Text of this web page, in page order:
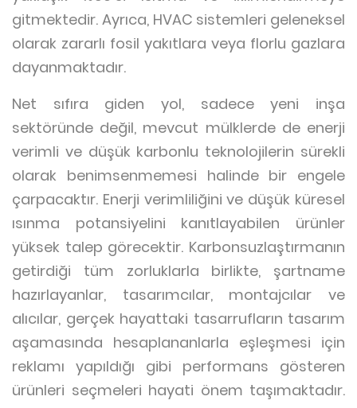
gitmektedir. Ayrıca, HVAC sistemleri geleneksel
olarak zararlı fosil yakıtlara veya florlu gazlara
dayanmaktadır.
Net sıfıra giden yol, sadece yeni inşa
sektöründe değil, mevcut mülklerde de enerji
verimli ve düşük karbonlu teknolojilerin sürekli
olarak benimsenmemesi halinde bir engele
çarpacaktır. Enerji verimliliğini ve düşük küresel
ısınma potansiyelini kanıtlayabilen ürünler
yüksek talep görecektir. Karbonsuzlaştırmanın
getirdiği tüm zorluklarla birlikte, şartname
hazırlayanlar, tasarımcılar, montajcılar ve
alıcılar, gerçek hayattaki tasarrufların tasarım
aşamasında hesaplananlarla eşleşmesi için
reklamı yapıldığı gibi performans gösteren
ürünleri seçmeleri hayati önem taşımaktadır.